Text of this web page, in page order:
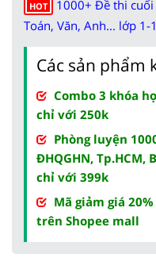
HOT
1000+ Đề thi
Toán, Văn, Anh... lớp
Các sản phẩm
Combo 3 khóa
chỉ với 250k
Phòng luyện
ĐHQGHN, Tp.HCM,
chỉ với 399k
Mã giảm giá
trên Shopee mall